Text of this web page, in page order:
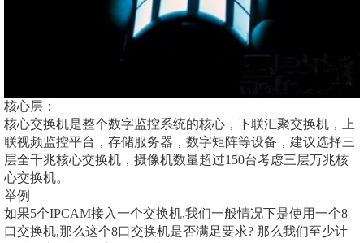
核心层：
核心交换机是整个数字监控系统的核心，下联汇聚交换机，上
联视频监控平台，存储服务器，数字矩阵等设备，建议选择三
层全千兆核心交换机，摄像机数量超过150台考虑三层万兆核
心交换机。
举例
如果5个IPCAM接入一个交换机,我们一般情况下是使用一个8
口交换机,那么这个8口交换机是否满足要求? 那么我们至少计